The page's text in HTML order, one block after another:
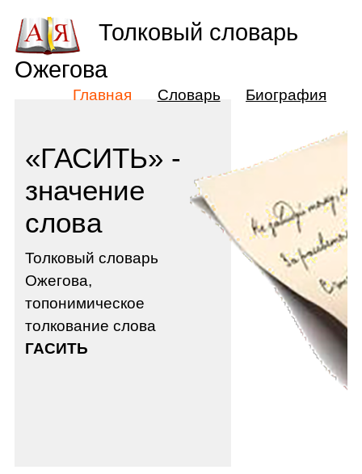
«ГАСИТЬ» -
значение
слова
Толковый словарь
Ожегова,
топонимическое
толкование слова
ГАСИТЬ
Толковый словарь
Ожегова
Главная Словарь Биография